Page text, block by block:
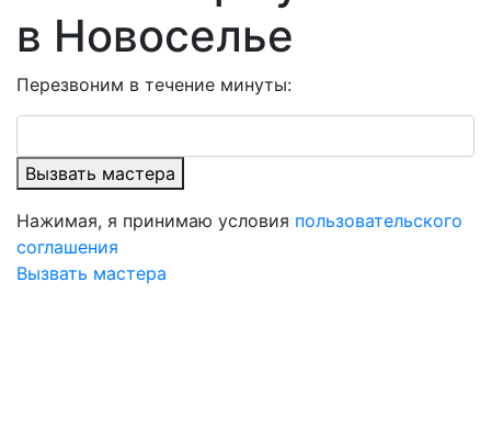
в Новоселье
Перезвоним в течение минуты:
Вызвать мастера
Нажимая, я принимаю условия пользовательского
соглашения
Вызвать мастера